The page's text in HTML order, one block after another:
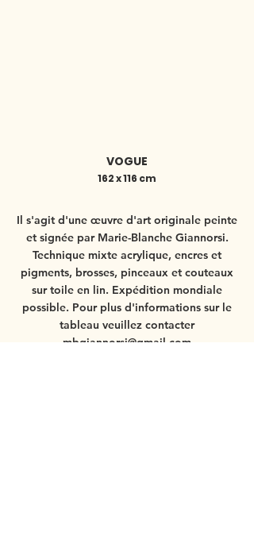
VOGUE
162 x 116 cm
Il s'agit d'une œuvre d'art originale peinte
et signée par Marie-Blanche Giannorsi.
Technique mixte acrylique, encres et
pigments, brosses, pinceaux et couteaux
sur toile en lin. Expédition mondiale
possible. Pour plus d'informations sur le
tableau veuillez contacter
mbgiannorsi@gmail.com